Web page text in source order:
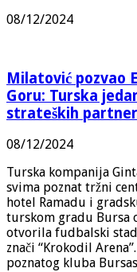
08/12/2024
Milatović pozvao
Goru: Turska
strateških
08/12/2024
Turska kompanija
svima poznat tržni
hotel Ramadu i
turskom gradu Bursa
otvorila fudbalski
znači “Krokodil
poznatog kluba